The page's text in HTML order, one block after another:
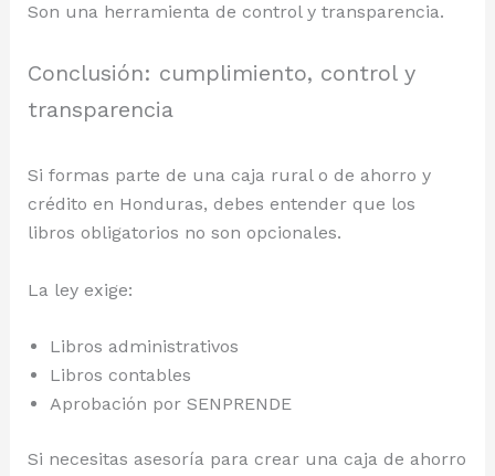
Son una herramienta de control y transparencia.
Conclusión: cumplimiento, control y
transparencia
Si formas parte de una caja rural o de ahorro y
crédito en Honduras, debes entender que los
libros obligatorios no son opcionales.
La ley exige:
Libros administrativos
Libros contables
Aprobación por SENPRENDE
Si necesitas asesoría para crear una caja de ahorro